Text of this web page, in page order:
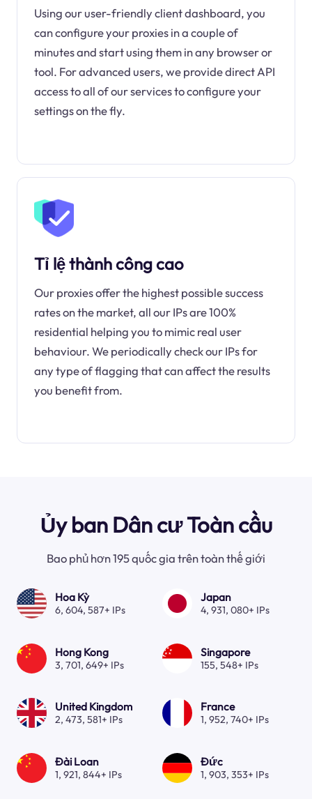
Using our user-friendly client dashboard, you
can configure your proxies in a couple of
minutes and start using them in any browser or
tool. For advanced users, we provide direct API
access to all of our services to configure your
settings on the fly.
Tỉ lệ thành công cao
Our proxies offer the highest possible success
rates on the market, all our IPs are 100%
residential helping you to mimic real user
behaviour. We periodically check our IPs for
any type of flagging that can affect the results
you benefit from.
Ủy ban Dân cư Toàn cầu
Bao phủ hơn 195 quốc gia trên toàn thế giới
Hoa Kỳ
6, 604, 587+ IPs
Japan
4, 931, 080+ IPs
Hong Kong
3, 701, 649+ IPs
Singapore
155, 548+ IPs
United Kingdom
2, 473, 581+ IPs
France
1, 952, 740+ IPs
Đài Loan
1, 921, 844+ IPs
Đức
1, 903, 353+ IPs